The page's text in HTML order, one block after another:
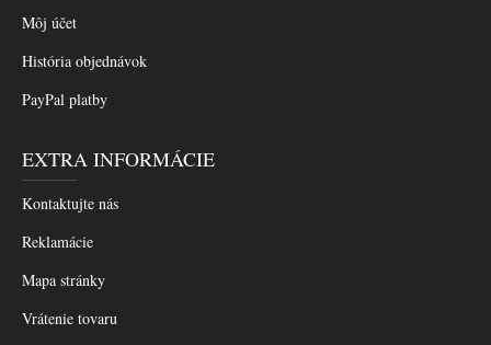
Môj účet
História objednávok
PayPal platby
EXTRA INFORMÁCIE
Kontaktujte nás
Reklamácie
Mapa stránky
Vrátenie tovaru